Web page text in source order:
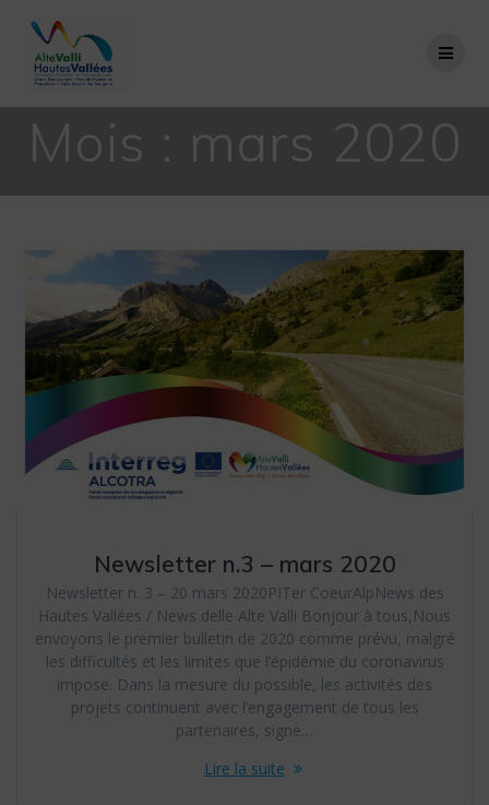
Mois : mars 2020
Newsletter n.3 – mars 2020
Newsletter n. 3 – 20 mars 2020PITer CoeurAlpNews des
Hautes Vallées / News delle Alte Valli Bonjour à tous,Nous
envoyons le premier bulletin de 2020 comme prévu, malgré
les difficultés et les limites que l’épidémie du coronavirus
impose. Dans la mesure du possible, les activités des
projets continuent avec l’engagement de tous les
partenaires, signe…
Lire la suite